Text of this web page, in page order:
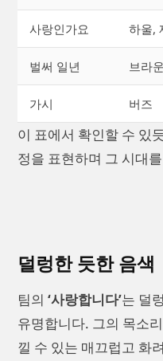
사랑인가요 하울,
벌써 일년 브라
가시 버즈
이 표에서 확인할 수 있
정을 표현하며 그 시대
덜렁한 듯한 음색
팀의 ‘사랑합니다’는 덜
유명합니다. 그의 목소
낄 수 있는 매끄럽고 화